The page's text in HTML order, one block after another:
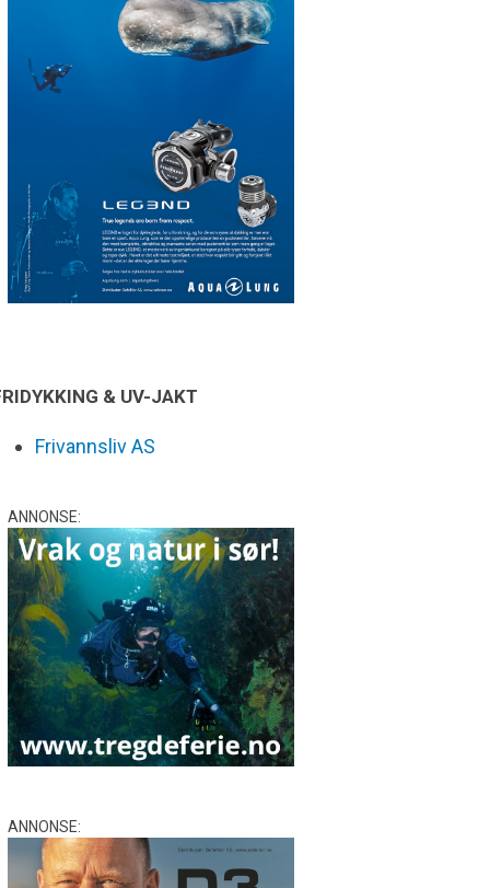
& UV-JAKT
Frivannsliv AS
ANNONSE:
ANNONSE: